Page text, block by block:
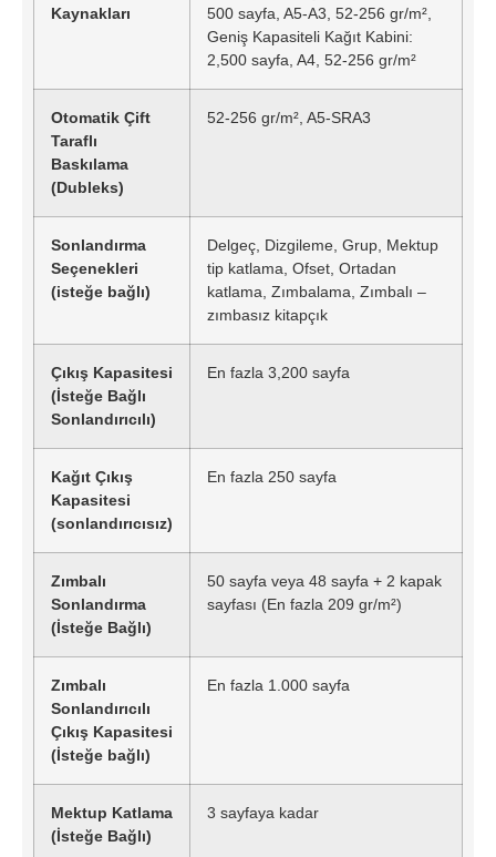
Kaynakları
500 sayfa, A5-A3, 52-256 gr/m²,
Geniş Kapasiteli Kağıt Kabini:
2,500 sayfa, A4, 52-256 gr/m²
Otomatik Çift
Taraflı
Baskılama
(Dubleks)
52-256 gr/m², A5-SRA3
Sonlandırma
Seçenekleri
(isteğe bağlı)
Delgeç, Dizgileme, Grup, Mektup
tip katlama, Ofset, Ortadan
katlama, Zımbalama, Zımbalı –
zımbasız kitapçık
Çıkış Kapasitesi
(İsteğe Bağlı
Sonlandırıcılı)
En fazla 3,200 sayfa
Kağıt Çıkış
Kapasitesi
(sonlandırıcısız)
En fazla 250 sayfa
Zımbalı
Sonlandırma
(İsteğe Bağlı)
50 sayfa veya 48 sayfa + 2 kapak
sayfası (En fazla 209 gr/m²)
Zımbalı
Sonlandırıcılı
Çıkış Kapasitesi
(İsteğe bağlı)
En fazla 1.000 sayfa
Mektup Katlama
(İsteğe Bağlı)
3 sayfaya kadar